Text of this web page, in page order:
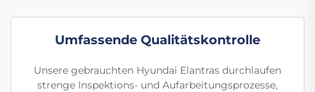
Umfassende Qualitätskontrolle
Unsere gebrauchten Hyundai Elantras durchlaufen
strenge Inspektions- und Aufarbeitungsprozesse,